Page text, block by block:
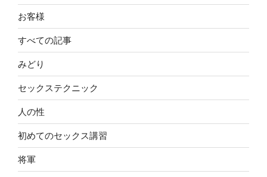
お客様
すべての記事
みどり
セックステクニック
人の性
初めてのセックス講習
将軍